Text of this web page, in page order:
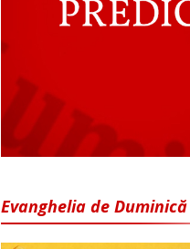
Evanghelia de Duminică